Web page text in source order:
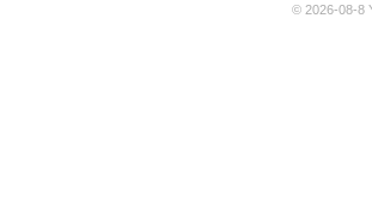
© 2026-08-8